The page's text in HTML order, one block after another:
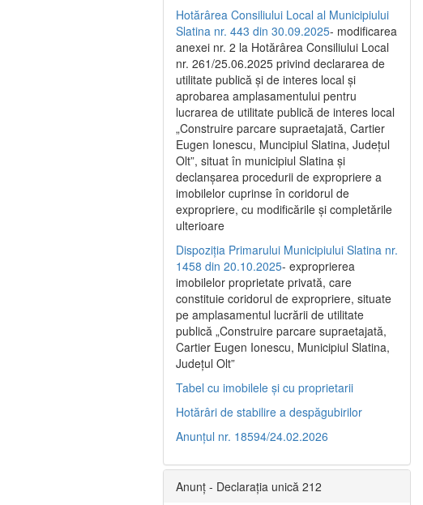
Hotărârea Consiliului Local al Municipiului
Slatina nr. 443 din 30.09.2025- modificarea
anexei nr. 2 la Hotărârea Consiliului Local
nr. 261/25.06.2025 privind declararea de
utilitate publică şi de interes local şi
aprobarea amplasamentului pentru
lucrarea de utilitate publică de interes local
„Construire parcare supraetajată, Cartier
Eugen Ionescu, Muncipiul Slatina, Judeţul
Olt”, situat în municipiul Slatina şi
declanşarea procedurii de expropriere a
imobilelor cuprinse în coridorul de
expropriere, cu modificările şi completările
ulterioare
Dispoziția Primarului Municipiului Slatina nr.
1458 din 20.10.2025- exproprierea
imobilelor proprietate privată, care
constituie coridorul de expropriere, situate
pe amplasamentul lucrării de utilitate
publică „Construire parcare supraetajată,
Cartier Eugen Ionescu, Municipiul Slatina,
Județul Olt”
Tabel cu imobilele și cu proprietarii
Hotărâri de stabilire a despăgubirilor
Anunțul nr. 18594/24.02.2026
Anunț - Declarația unică 212